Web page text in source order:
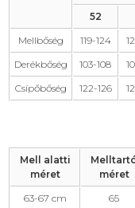
52
Mellbőség
119-124
Derékbőség
103-108
Csípőbőség
122-126
Mell alatti
méret
méret
63-67 cm 65